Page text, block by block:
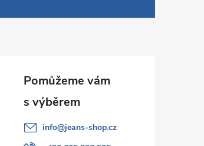
info@jeans-shop.cz